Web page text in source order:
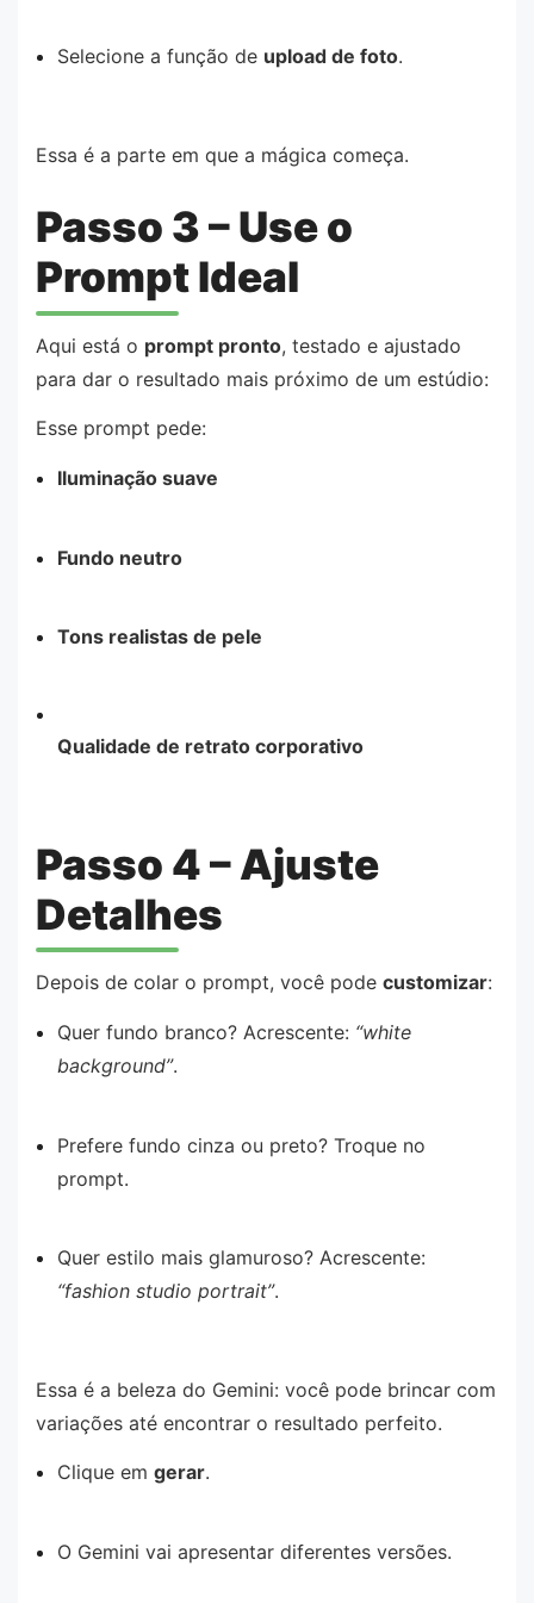
Selecione a função de upload de foto.
Essa é a parte em que a mágica começa.
Passo 3 – Use o
Prompt Ideal
Aqui está o prompt pronto, testado e ajustado
para dar o resultado mais próximo de um estúdio:
Esse prompt pede:
Iluminação suave
Fundo neutro
Tons realistas de pele
Qualidade de retrato corporativo
Passo 4 – Ajuste
Detalhes
Depois de colar o prompt, você pode customizar:
Quer fundo branco? Acrescente: “white
background”.
Prefere fundo cinza ou preto? Troque no
prompt.
Quer estilo mais glamuroso? Acrescente:
“fashion studio portrait”.
Essa é a beleza do Gemini: você pode brincar com
variações até encontrar o resultado perfeito.
Clique em gerar.
O Gemini vai apresentar diferentes versões.